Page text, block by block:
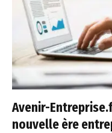
Avenir-
nouvelle ère